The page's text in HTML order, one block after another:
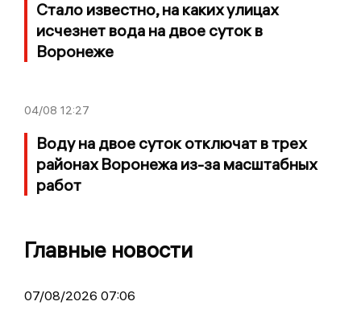
Стало известно, на каких улицах
исчезнет вода на двое суток в
Воронеже
04/08 12:27
Воду на двое суток отключат в трех
районах Воронежа из-за масштабных
работ
Главные новости
07/08/2026 07:06